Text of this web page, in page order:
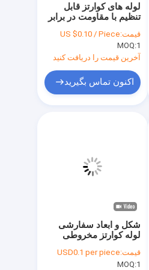
لوله های کوارتز قابل
تنظیم با مقاومت در برابر
قیمت:US $0.10 / Piece
MOQ:1
آخرین قیمت را دریافت کنید
اکنون تماس بگیرید
شکل و ابعاد سفارشی
لوله کوارتز مخروطی
قیمت:USD0.1 per piece
MOQ:1